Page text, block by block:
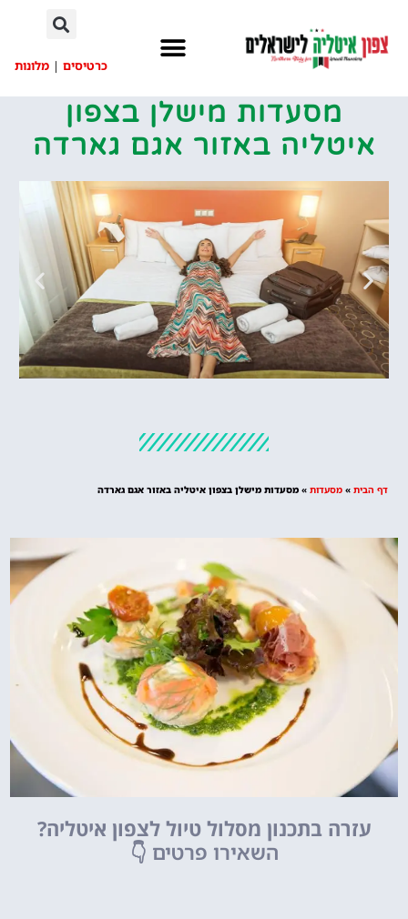
כרטיסים | מלונות
מסעדות מישלן בצפון
איטליה באזור אגם גארדה
מציאת מלון
דף הבית » מסעדות » מסעדות מישלן בצפון איטליה באזור אגם גארדה
עזרה בתכנון מסלול טיול לצפון איטליה?
השאירו פרטים 👇